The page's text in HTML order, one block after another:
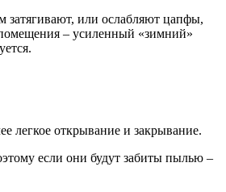
затягивают, или ослабляют цапфы,
– усиленный «зимний»
легкое открывание и закрывание.
если они будут забиты пылью –